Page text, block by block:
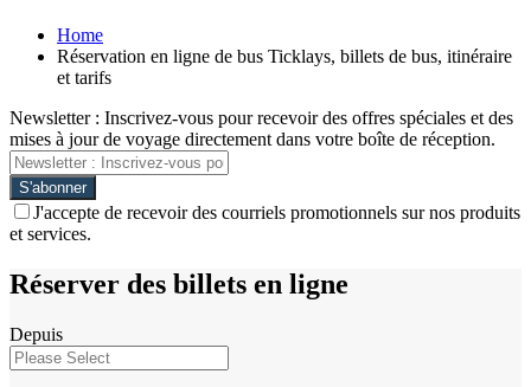
Home
Réservation en ligne de bus Ticklays, billets de bus, itinéraire
et tarifs
Newsletter : Inscrivez-vous pour recevoir des offres spéciales et des
mises à jour de voyage directement dans votre boîte de réception.
J'accepte de recevoir des courriels promotionnels sur nos produits
et services.
Réserver des billets en ligne
Depuis